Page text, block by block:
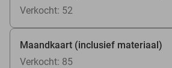
Verkocht: 52
Maandkaart (inclusief materiaal)
Verkocht: 85